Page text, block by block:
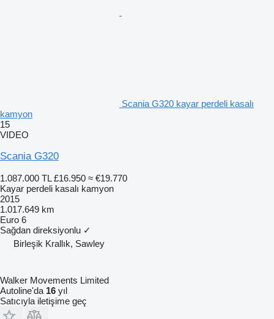
Scania G320 kayar perdeli kasalı
kamyon
15
VIDEO
Scania G320
1.087.000 TL £16.950 ≈ €19.770
Kayar perdeli kasalı kamyon
2015
1.017.649 km
Euro 6
Sağdan direksiyonlu ✓
Birleşik Krallık, Sawley
Walker Movements Limited
Autoline'da 16 yıl
Satıcıyla iletişime geç